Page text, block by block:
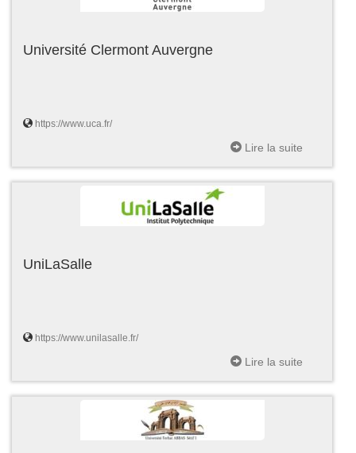
Université Clermont Auvergne
https://www.uca.fr/
Lire la suite
UniLaSalle
https://www.unilasalle.fr/
Lire la suite